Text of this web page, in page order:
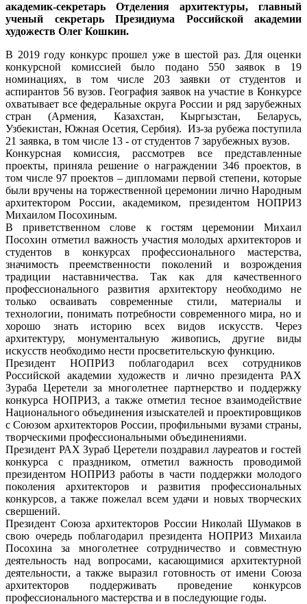
академик-секретарь Отделения архитектуры, главный
ученый секретарь Президиума Российской академии
художеств Олег Кошкин.
В 2019 году конкурс прошел уже в шестой раз. Для оценки
конкурсной комиссией было подано 550 заявок в 19
номинациях, в том числе 203 заявки от студентов и
аспирантов 56 вузов. География заявок на участие в Конкурсе
охватывает все федеральные округа России и ряд зарубежных
стран (Армения, Казахстан, Кыргызстан, Беларусь,
Узбекистан, Южная Осетия, Сербия). Из-за рубежа поступила
21 заявка, в том числе 13 - от студентов 7 зарубежных вузов.
Конкурсная комиссия, рассмотрев все представленные
проекты, приняла решение о награждении 346 проектов, в
том числе 97 проектов – дипломами первой степени, которые
были вручены на торжественной церемонии лично Народным
архитектором России, академиком, президентом НОПРИЗ
Михаилом Посохиным.
В приветственном слове к гостям церемонии Михаил
Посохин отметил важность участия молодых архитекторов и
студентов в конкурсах профессионального мастерства,
значимость преемственности поколений и возрождения
традиции наставничества. Так как для качественного
профессионального развития архитектору необходимо не
только осваивать современные стили, материалы и
технологии, понимать потребности современного мира, но и
хорошо знать историю всех видов искусств. Через
архитектуру, монументальную живопись, другие виды
искусств необходимо нести просветительскую функцию.
Президент НОПРИЗ поблагодарил всех сотрудников
Российской академии художеств и лично президента РАХ
Зураба Церетели за многолетнее партнерство и поддержку
конкурса НОПРИЗ, а также отметил тесное взаимодействие
Национального объединения изыскателей и проектировщиков
с Союзом архитекторов России, профильными вузами страны,
творческими профессиональными объединениями.
Президент РАХ Зураб Церетели поздравил лауреатов и гостей
конкурса с праздником, отметил важность проводимой
президентом НОПРИЗ работы в части поддержки молодого
поколения архитекторов и развития профессиональных
конкурсов, а также пожелал всем удачи и новых творческих
свершений.
Президент Союза архитекторов России Николай Шумаков в
свою очередь поблагодарил президента НОПРИЗ Михаила
Посохина за многолетнее сотрудничество и совместную
деятельность над вопросами, касающимися архитектурной
деятельности, а также выразил готовность от имени Союза
архитекторов поддерживать проведение конкурсов
профессионального мастерства и в последующие годы.